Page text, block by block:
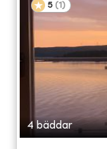
5 (1 )
4 bäddar